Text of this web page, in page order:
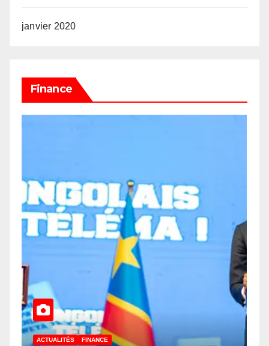
janvier 2020
Finance
ACTUALITÉS FINANCE